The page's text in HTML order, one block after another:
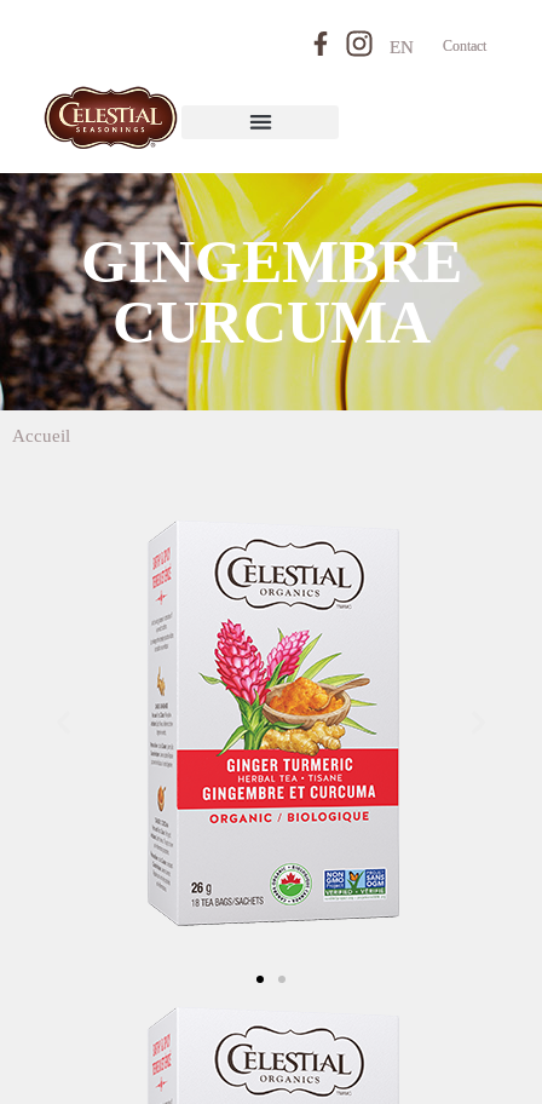
Contact
EN
GINGEMBRE
CURCUMA
Accueil